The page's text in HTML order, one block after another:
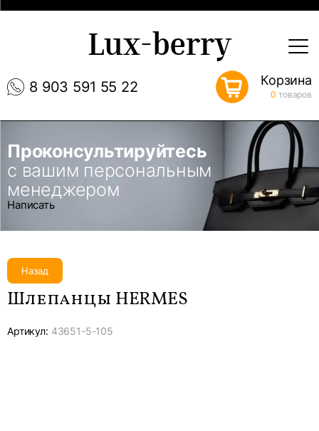
8 903 591 55 22
Lux-berry
Корзина
0 товаров
Проконсультируйтесь
с вашим персональным
менеджером
Написать
Назад
Шлепанцы HERMES
Артикул: 43651-5-105